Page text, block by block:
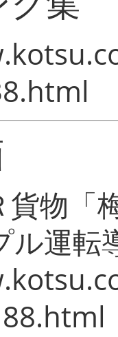
物「
ル運転